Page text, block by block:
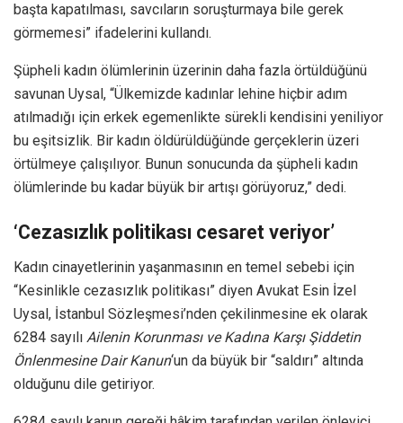
başta kapatılması, savcıların soruşturmaya bile gerek
görmemesi” ifadelerini kullandı.
Şüpheli kadın ölümlerinin üzerinin daha fazla örtüldüğünü
savunan Uysal, “Ülkemizde kadınlar lehine hiçbir adım
atılmadığı için erkek egemenlikte sürekli kendisini yeniliyor
bu eşitsizlik. Bir kadın öldürüldüğünde gerçeklerin üzeri
örtülmeye çalışılıyor. Bunun sonucunda da şüpheli kadın
ölümlerinde bu kadar büyük bir artışı görüyoruz,” dedi.
‘Cezasızlık politikası cesaret veriyor’
Kadın cinayetlerinin yaşanmasının en temel sebebi için
“Kesinlikle cezasızlık politikası” diyen Avukat Esin İzel
Uysal, İstanbul Sözleşmesi’nden çekilinmesine ek olarak
6284 sayılı Ailenin Korunması ve Kadına Karşı Şiddetin
Önlenmesine Dair Kanun‘un da büyük bir “saldırı” altında
olduğunu dile getiriyor.